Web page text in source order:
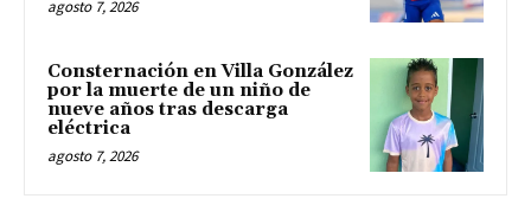
agosto 7, 2026
Consternación en Villa González
por la muerte de un niño de
nueve años tras descarga
eléctrica
agosto 7, 2026